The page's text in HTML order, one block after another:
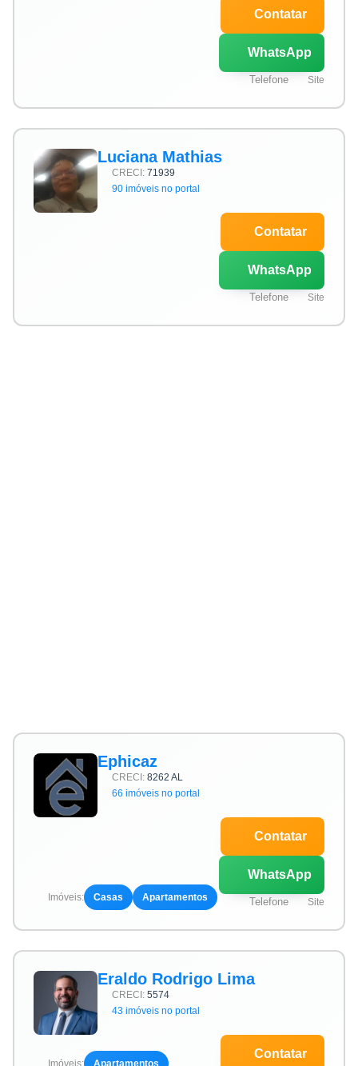
Contatar
WhatsApp
Telefone Site
Luciana Mathias
CRECI: 71939
90 imóveis no portal
Contatar
WhatsApp
Telefone Site
Ephicaz
CRECI: 8262 AL
66 imóveis no portal
Imóveis: Casas Apartamentos
Contatar
WhatsApp
Telefone Site
Eraldo Rodrigo Lima
CRECI: 5574
43 imóveis no portal
Imóveis: Apartamentos
Contatar